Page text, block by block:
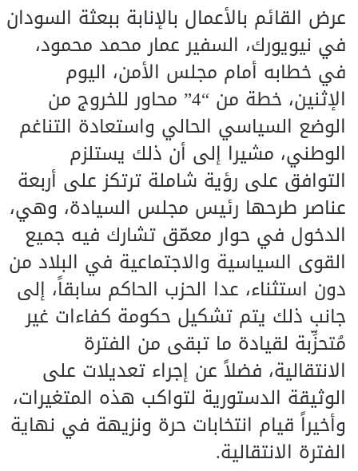
عرض القائم بالأعمال بالإنابة ببعثة السودان
في نيويورك، السفير عمار محمد محمود،
في خطابه أمام مجلس الأمن، اليوم
الإثنين، خطة من “4” محاور للخروج من
الوضع السياسي الحالي واستعادة التناغم
الوطني، مشيرا إلى أن ذلك يستلزم
التوافق على رؤية شاملة ترتكز على أربعة
عناصر طرحها رئيس مجلس السيادة، وهي،
الدخول في حوار معمّق تشارك فيه جميع
القوى السياسية والاجتماعية في البلاد من
دون استثناء، عدا الحزب الحاكم سابقاً، إلى
جانب ذلك يتم تشكيل حكومة كفاءات غير
مُتحزِّبة لقيادة ما تبقى من الفترة
الانتقالية، فضلاً عن إجراء تعديلات على
الوثيقة الدستورية لتواكب هذه المتغيرات،
وأخيراً قيام انتخابات حرة ونزيهة في نهاية
الفترة الانتقالية.